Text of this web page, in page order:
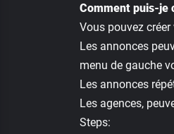
Comment puis-je
Vous pouvez
Les annonces
menu de gauche
Les annonces
Les agences,
Steps: